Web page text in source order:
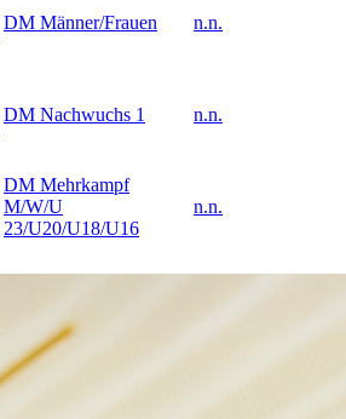
DM Männer/Frauen n.n.
DM Nachwuchs 1 n.n.
DM Mehrkampf
M/W/U
23/U20/U18/U16
n.n.